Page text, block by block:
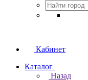
Кабинет
Каталог
Назад